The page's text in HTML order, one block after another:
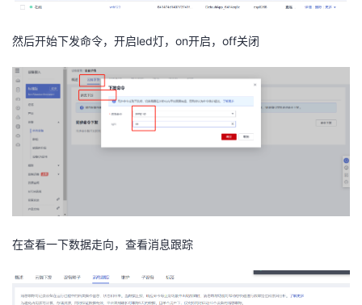
然后开始下发命令，开启led灯，on开启，off关闭
在查看一下数据走向，查看消息跟踪